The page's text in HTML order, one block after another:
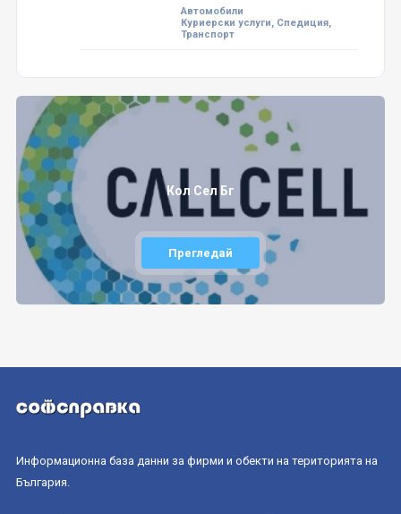
Автомобили
Куриерски услуги, Спедиция,
Транспорт
Кол Сел Бг
Прегледай
Информационна база данни за фирми и обекти на територията на
България.